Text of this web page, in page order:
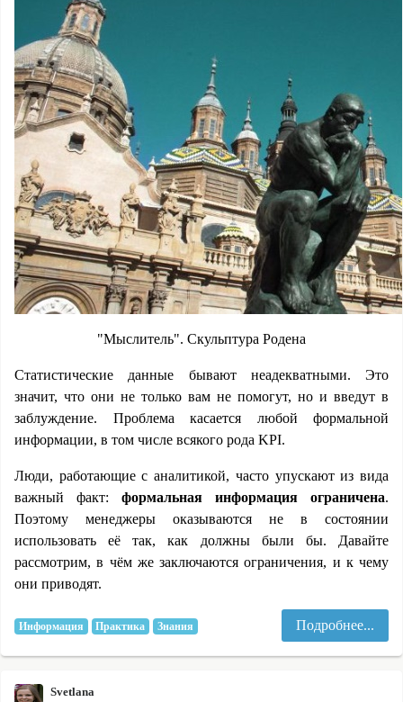
"Мыслитель". Скульптура Родена
Статистические данные бывают неадекватными. Это
значит, что они не только вам не помогут, но и введут в
заблуждение. Проблема касается любой формальной
информации, в том числе всякого рода KPI.
Люди, работающие с аналитикой, часто упускают из вида
важный факт: формальная информация ограничена.
Поэтому менеджеры оказываются не в состоянии
использовать её так, как должны были бы. Давайте
рассмотрим, в чём же заключаются ограничения, и к чему
они приводят.
Информация Практика Знания Подробнее...
Svetlana